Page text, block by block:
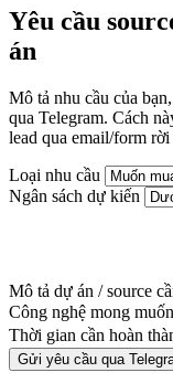
Yêu cầu
án
Mô tả nhu cầu của
qua Telegram. Cách
lead qua email/form rời
Loại nhu cầu
Ngân sách dự kiến
Mô tả dự án / source
Công nghệ mong muốn
Thời gian cần hoàn
Gửi yêu cầu qua